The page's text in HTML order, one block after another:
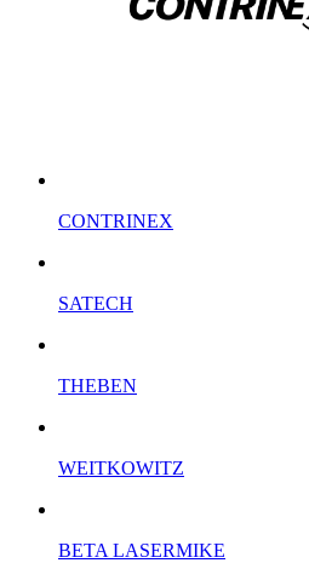
CONTRINEX
SATECH
THEBEN
WEITKOWITZ
BETA LASERMIKE